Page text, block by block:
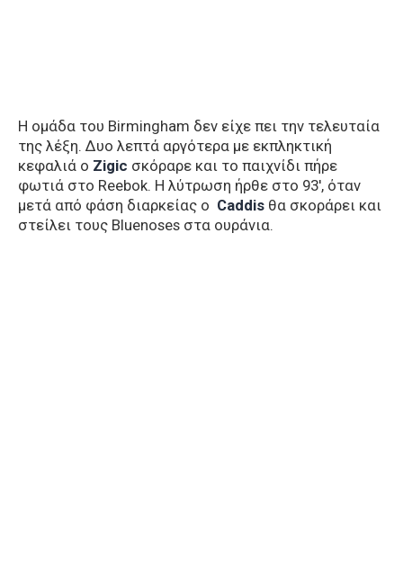
Η ομάδα του Birmingham δεν είχε πει την τελευταία
της λέξη. Δυο λεπτά αργότερα με εκπληκτική
κεφαλιά ο Zigic σκόραρε και το παιχνίδι πήρε
φωτιά στο Reebok. Η λύτρωση ήρθε στο 93′, όταν
μετά από φάση διαρκείας ο Caddis θα σκοράρει και
στείλει τους Bluenoses στα ουράνια.